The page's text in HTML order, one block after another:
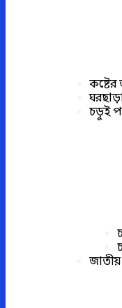
কষ্টের
চড়ুই